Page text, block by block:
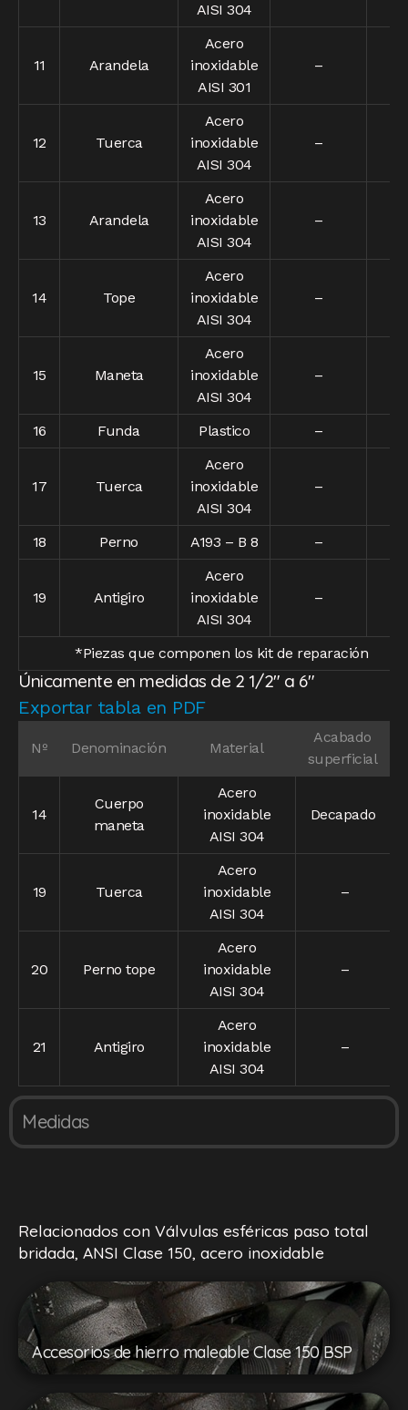
AISI 304
11 Arandela
Acero
inoxidable
AISI 301
–
12 Tuerca
Acero
inoxidable
AISI 304
–
13 Arandela
Acero
inoxidable
AISI 304
–
14 Tope
Acero
inoxidable
AISI 304
–
15 Maneta
Acero
inoxidable
AISI 304
–
16 Funda Plastico –
17 Tuerca
Acero
inoxidable
AISI 304
–
18 Perno A193 – B 8 –
19 Antigiro
Acero
inoxidable
AISI 304
–
*Piezas que componen los kit de reparación
Únicamente en medidas de 2 1/2″ a 6″
Exportar tabla en PDF
Nº Denominación Material
Acabado
superficial
14
Cuerpo
maneta
Acero
inoxidable
AISI 304
Decapado
19 Tuerca
Acero
inoxidable
AISI 304
–
20 Perno tope
Acero
inoxidable
AISI 304
–
21 Antigiro
Acero
inoxidable
AISI 304
–
Medidas
Relacionados con Válvulas esféricas paso total
bridada, ANSI Clase 150, acero inoxidable
Accesorios de hierro maleable Clase 150 BSP